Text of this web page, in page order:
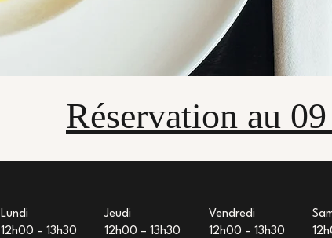
Réservation au
Lundi
12h00 – 13h30
Jeudi
12h00 – 13h30
Vendredi
12h00 – 13h30